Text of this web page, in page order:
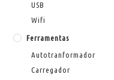
USB
Wifi
Ferramentas
Autotranformador
Carregador